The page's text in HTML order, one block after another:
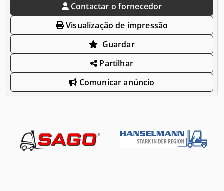
Contactar o fornecedor
Visualização de impressão
Guardar
Partilhar
Comunicar anúncio